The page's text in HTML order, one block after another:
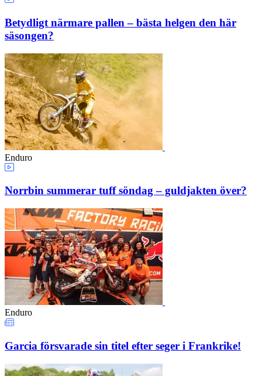
Betydligt närmare pallen – bästa helgen den här
säsongen?
Enduro
Norrbin summerar tuff söndag – guldjakten över?
Enduro
Garcia försvarade sin titel efter seger i Frankrike!